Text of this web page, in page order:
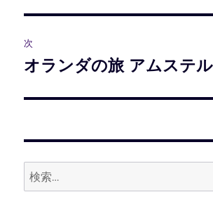
ビ
ゲ
ー
ン
投
稿:
次
次
投
オランダの旅 アムステ
検
索: